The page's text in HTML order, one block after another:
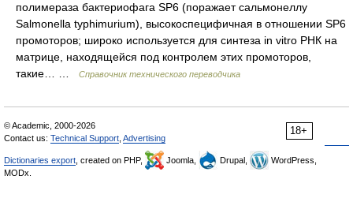
полимераза бактериофага SP6 (поражает сальмонеллу
Salmonella typhimurium), высокоспецифичная в отношении SP6
промоторов; широко используется для синтеза in vitro РНК на
матрице, находящейся под контролем этих промоторов,
такие… …
Справочник технического переводчика
18+
© Academic, 2000-2026
Contact us: Technical Support Advertising
Dictionaries export , created on PHP, Joomla, Drupal,
WordPress,
MODx.